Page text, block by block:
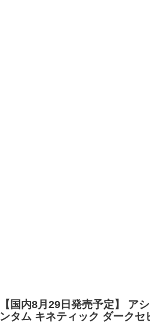
【国内8月29日発売予定】 ア
ンタム キネティック ダーク